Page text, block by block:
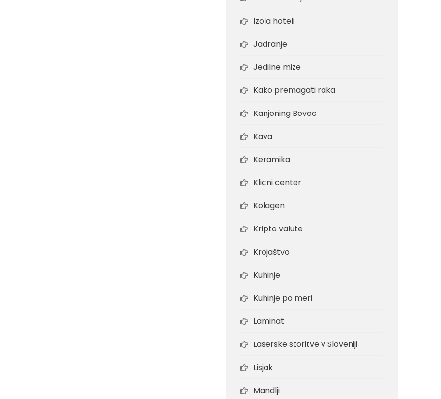
Izola hoteli
Jadranje
Jedilne mize
Kako premagati raka
Kanjoning Bovec
Kava
Keramika
Klicni center
Kolagen
Kripto valute
Krojaštvo
Kuhinje
Kuhinje po meri
Laminat
Laserske storitve v Sloveniji
Lisjak
Mandlji